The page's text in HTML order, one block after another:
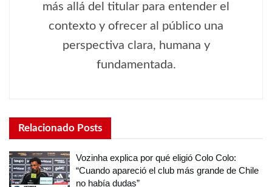
más allá del titular para entender el
contexto y ofrecer al público una
perspectiva clara, humana y
fundamentada.
Relacionado Posts
Vozinha explica por qué eligió Colo Colo:
“Cuando apareció el club más grande de Chile
no había dudas”